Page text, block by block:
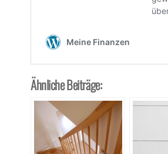
Ähnliche Beiträge: